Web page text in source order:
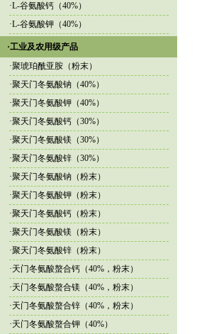
·L-谷氨酸钙（40%）
·L-谷氨酸钾（40%）
·工业及农用级产品
·聚琥珀酰亚胺（粉末）
·聚天门冬氨酸钠（40%）
·聚天门冬氨酸钾（40%）
·聚天门冬氨酸钙（30%）
·聚天门冬氨酸镁（30%）
·聚天门冬氨酸锌（30%）
·聚天门冬氨酸钠（粉末）
·聚天门冬氨酸钾（粉末）
·聚天门冬氨酸钙（粉末）
·聚天门冬氨酸镁（粉末）
·聚天门冬氨酸锌（粉末）
·天门冬氨酸螯合钙（40%，粉末）
·天门冬氨酸螯合镁（40%，粉末）
·天门冬氨酸螯合锌（40%，粉末）
·天门冬氨酸螯合钾（40%）